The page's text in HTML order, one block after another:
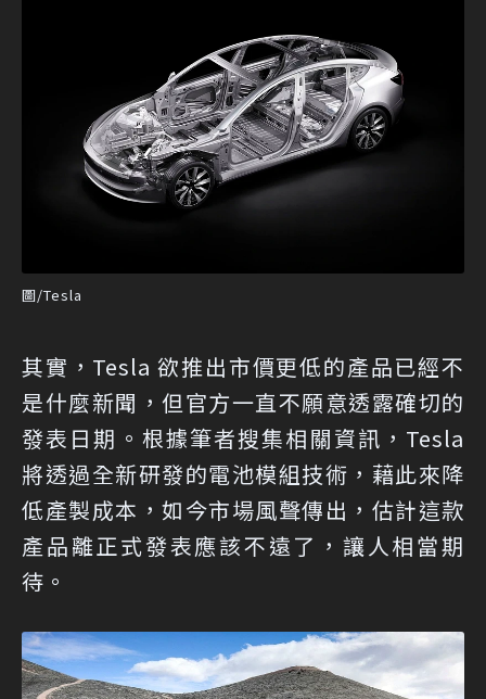
圖/Tesla
其實，Tesla 欲推出市價更低的產品已經不
是什麼新聞，但官方一直不願意透露確切的
發表日期。根據筆者搜集相關資訊，Tesla
將透過全新研發的電池模組技術，藉此來降
低產製成本，如今市場風聲傳出，估計這款
產品離正式發表應該不遠了，讓人相當期
待。